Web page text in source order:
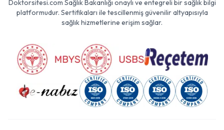
Doktorsitesi.com Sağlık Bakanlığı onaylı ve entegreli bir sağlık bilgi
platformudur. Sertifikaları ile tescillenmiş güvenilir altyapısıyla
sağlık hizmetlerine erişim sağlar.